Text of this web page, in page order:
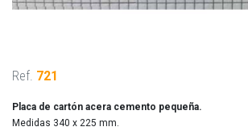
Ref. 721
Placa de cartón acera cemento pequeña.
Medidas 340 x 225 mm.